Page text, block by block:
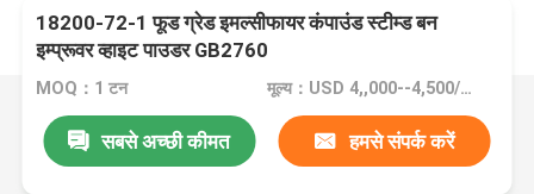
18200-72-1 फूड ग्रेड इमल्सीफायर कंपाउंड स्टीम्ड बन
इम्प्रूवर व्हाइट पाउडर GB2760
MOQ：1 टन मूल्य：USD 4,,000--4,500/Ton FOB Port Guangzhou, China
सबसे अच्छी कीमत हमसे संपर्क करें